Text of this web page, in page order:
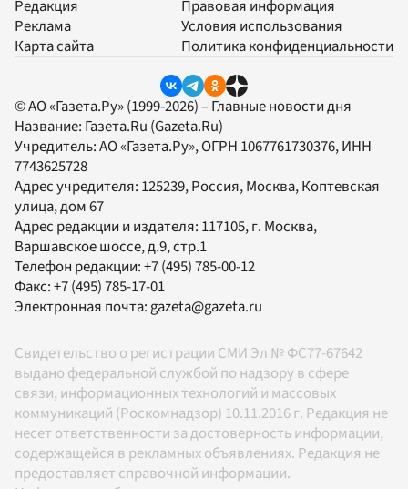
Редакция
Реклама
Карта сайта
Правовая информация
Условия использования
Политика конфиденциальности
© АО «Газета.Ру» (1999-2026) – Главные новости дня
Название: Газета.Ru (Gazeta.Ru)
Учредитель:АО «Газета.Ру», ОГРН 1067761730376, ИНН
7743625728
Адрес учредителя: 125239, Россия, Москва, Коптевская
улица, дом 67
Адрес редакции и издателя: 117105, г. Москва,
Варшавское шоссе, д.9, стр.1
Телефон редакции:+7 (495) 785-00-12
Факс:+7 (495) 785-17-01
Электронная почта:gazeta@gazeta.ru
Свидетельство о регистрации СМИ Эл № ФС77-67642
выдано федеральной службой по надзору в сфере
связи, информационных технологий и массовых
коммуникаций (Роскомнадзор) 10.11.2016 г. Редакция не
несет ответственности за достоверность информации,
содержащейся в рекламных объявлениях. Редакция не
предоставляет справочной информации.